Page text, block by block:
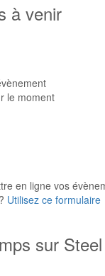
à venir
le moment
en ligne vos
Utilisez ce formulaire
sur